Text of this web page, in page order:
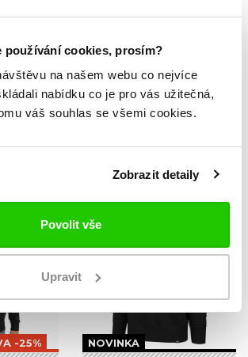
používání cookies, prosím?
na našem webu co nejvíce
nabídku co je pro vás užitečná,
váš souhlas se všemi cookies.
Zobrazit detaily
Povolit vše
Upravit
TAKÉ TYTO.
-25% NOVINKA